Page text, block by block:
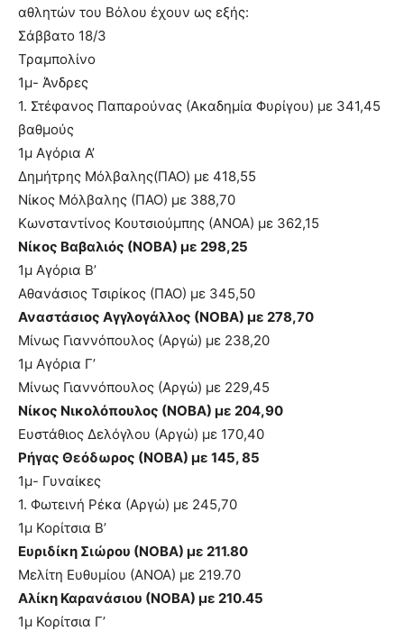
αθλητών του Βόλου έχουν ως εξής:
Σάββατο 18/3
Τραμπολίνο
1μ- Άνδρες
1. Στέφανος Παπαρούνας (Ακαδημία Φυρίγου) με 341,45
βαθμούς
1μ Αγόρια Α’
Δημήτρης Μόλβαλης(ΠΑΟ) με 418,55
Νίκος Μόλβαλης (ΠΑΟ) με 388,70
Κωνσταντίνος Κουτσιούμπης (ΑΝΟΑ) με 362,15
Νίκος Βαβαλιός (ΝΟΒΑ) με 298,25
1μ Αγόρια Β’
Αθανάσιος Τσιρίκος (ΠΑΟ) με 345,50
Αναστάσιος Αγγλογάλλος (ΝΟΒΑ) με 278,70
Μίνως Γιαννόπουλος (Αργώ) με 238,20
1μ Αγόρια Γ’
Μίνως Γιαννόπουλος (Αργώ) με 229,45
Νίκος Νικολόπουλος (ΝΟΒΑ) με 204,90
Ευστάθιος Δελόγλου (Αργώ) με 170,40
Ρήγας Θεόδωρος (ΝΟΒΑ) με 145, 85
1μ- Γυναίκες
1. Φωτεινή Ρέκα (Αργώ) με 245,70
1μ Κορίτσια Β’
Ευριδίκη Σιώρου (ΝΟΒΑ) με 211.80
Μελίτη Ευθυμίου (ΑΝΟΑ) με 219.70
Αλίκη Καρανάσιου (ΝΟΒΑ) με 210.45
1μ Κορίτσια Γ’